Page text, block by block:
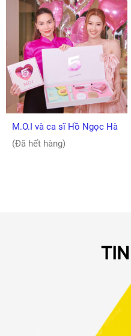
M.O.I và ca sĩ Hồ Ngọc Hà
(Đã hết hàng)